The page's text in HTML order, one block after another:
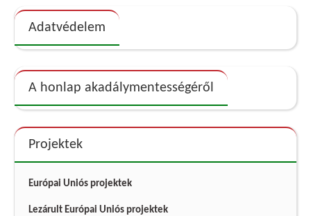
Adatvédelem
A honlap akadálymentességéről
Projektek
Európai Uniós projektek
Lezárult Európai Uniós projektek